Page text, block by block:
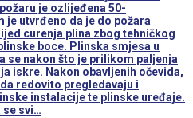
je ozlijeđena 50-
je utvrđeno da je do požara
curenja plina zbog tehničkog
boce. Plinska smjesa u
se nakon što je prilikom paljenja
iskre. Nakon obavljenih očevida,
redovito pregledavaju i
instalacije te plinske uređaje.
se svi…